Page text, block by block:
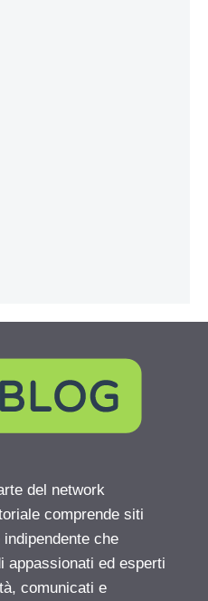
del network
comprende siti
che
appassionati ed esperti
comunicati e